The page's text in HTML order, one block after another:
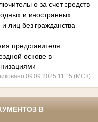
за счет средств
и иностранных
лиц без гражданства
представителя
основе в
09.09.2025 11:15 (МСК)
В